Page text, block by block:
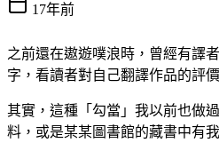
17年前
之前還在遨遊噗浪時，曾經有譯
字，看讀者對自己翻譯作品的評價
其實，這種「勾當」我以前也做
料，或是某某圖書館的藏書中有